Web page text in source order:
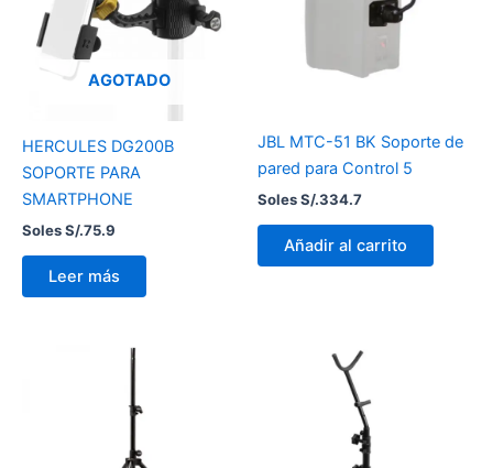
AGOTADO
HERCULES DG200B
SOPORTE PARA
SMARTPHONE
Soles S/.75.9
Leer más
JBL MTC-51 BK Soporte de
pared para Control 5
Soles S/.334.7
Añadir al carrito